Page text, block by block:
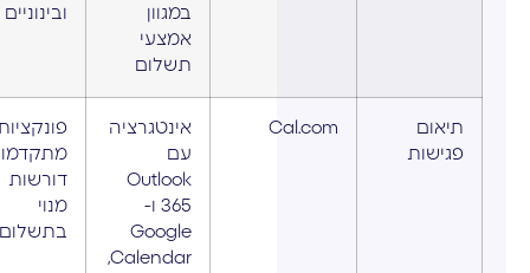
במגוון
אמצעי
תשלום
ובינוניים
תיאום
פגישות
Cal.com
אינטגרציה
עם
Outlook
365 ו-
Google
Calendar,
דורשות
מנוי
בתשלום